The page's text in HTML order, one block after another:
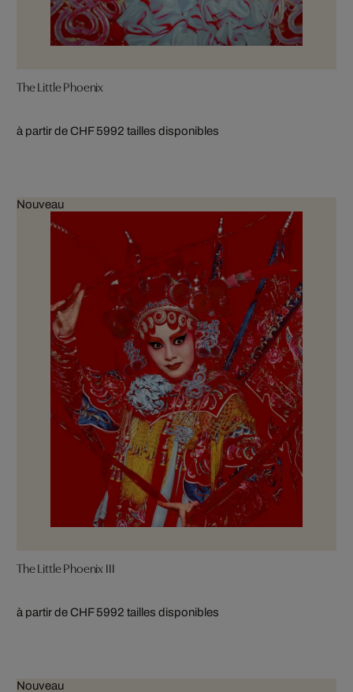
The Little Phoenix
à partir de CHF 5992 tailles disponibles
Nouveau
The Little Phoenix III
à partir de CHF 5992 tailles disponibles
Nouveau